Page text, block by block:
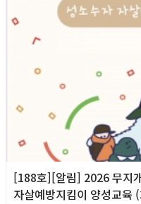
[188호][알림] 2026 무지
자살예방지킴이 양성교육